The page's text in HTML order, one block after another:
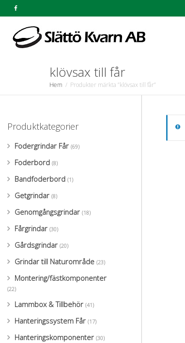
klövsax till får
Hem Produkter märkta ”klövsax till får”
Produktkategorier
Fodergrindar Får (69)
Foderbord (8)
Bandfoderbord (1)
Getgrindar (8)
Genomgångsgrindar (18)
Fårgrindar (30)
Gårdsgrindar (20)
Grindar till Naturområde (23)
Montering/fästkomponenter
(22)
Lammbox & Tillbehör (41)
Hanteringssystem Får (17)
Hanteringskomponenter (30)